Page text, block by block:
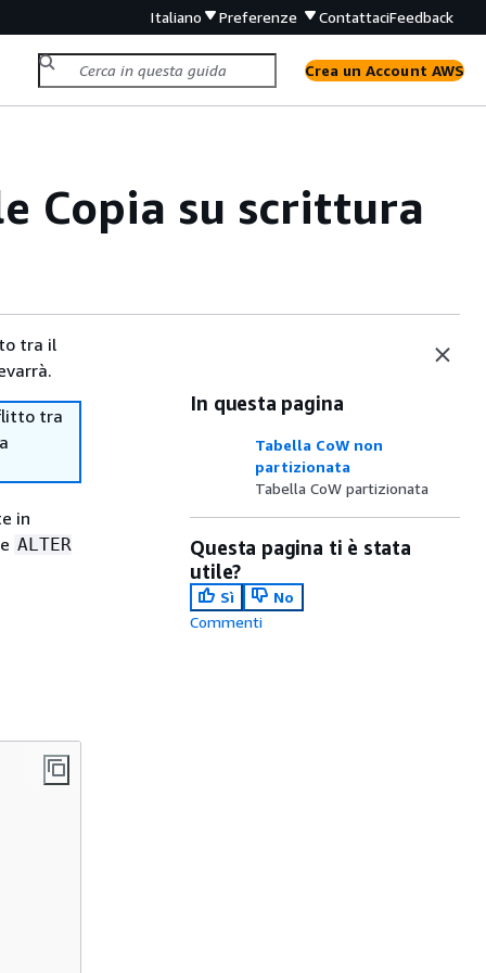
Italiano Preferenze ContattaciFeedback
Crea un Account AWS
Copia su scrittura
tra il
tra
in
ALTER
In questa pagina
Tabella CoW non
partizionata
Tabella CoW partizionata
Questa pagina ti è stata
utile?
Sì
No
Commenti